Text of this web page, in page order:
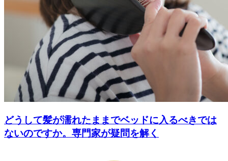
どうして髪が濡れたままでベッドに入るべきでは
ないのですか。専門家が疑問を解く